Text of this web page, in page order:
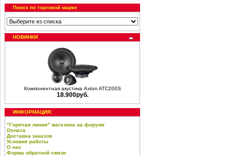
Поиск по торговой марке
НОВИНКИ
Компонентная акустика Axton ATC200S
18.900руб.
ИНФОРМАЦИЯ:
"Горячая линия" магазина на форуме
Оплата
Доставка заказов
Условия работы
О нас
Форма обратной связи